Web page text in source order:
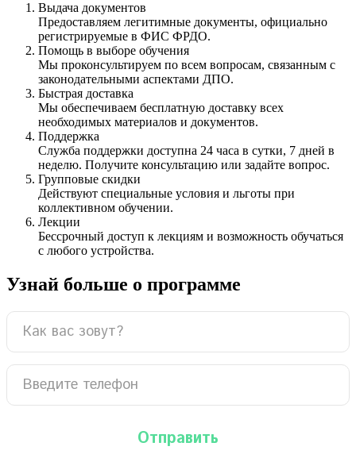
Выдача документов
Предоставляем легитимные документы, официально
регистрируемые в ФИС ФРДО.
Помощь в выборе обучения
Мы проконсультируем по всем вопросам, связанным с
законодательными аспектами ДПО.
Быстрая доставка
Мы обеспечиваем бесплатную доставку всех
необходимых материалов и документов.
Поддержка
Служба поддержки доступна 24 часа в сутки, 7 дней в
неделю. Получите консультацию или задайте вопрос.
Групповые скидки
Действуют специальные условия и льготы при
коллективном обучении.
Лекции
Бессрочный доступ к лекциям и возможность обучаться
с любого устройства.
Узнай больше о программе